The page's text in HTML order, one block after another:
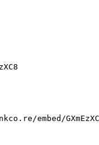
embed/